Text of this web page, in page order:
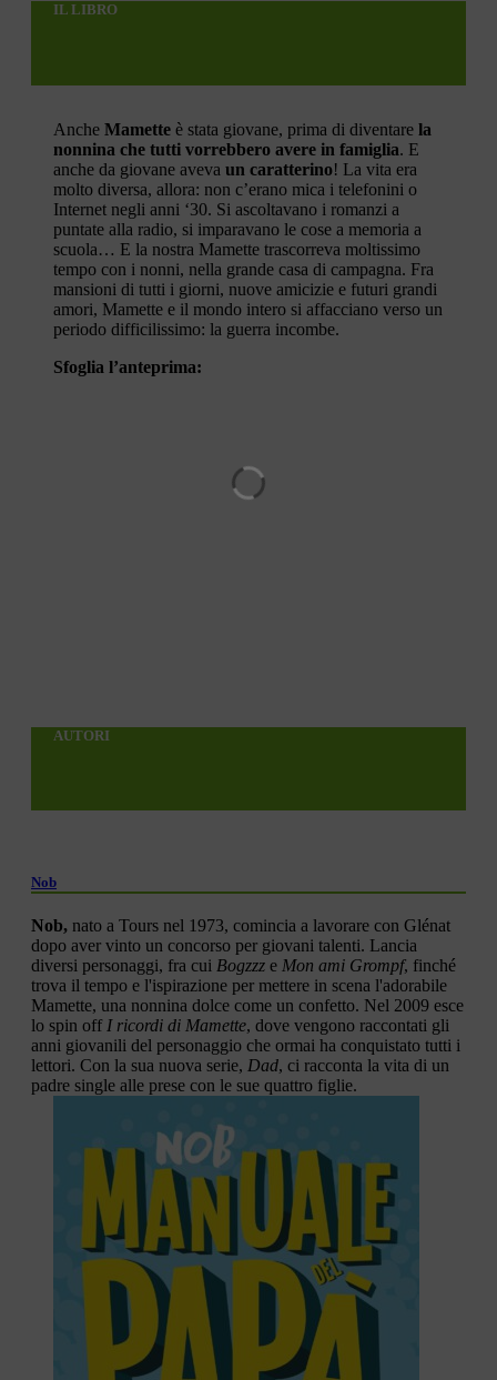
IL LIBRO
Anche Mamette è stata giovane, prima di diventare la
nonnina che tutti vorrebbero avere in famiglia. E
anche da giovane aveva un caratterino! La vita era
molto diversa, allora: non c’erano mica i telefonini o
Internet negli anni ‘30. Si ascoltavano i romanzi a
puntate alla radio, si imparavano le cose a memoria a
scuola… E la nostra Mamette trascorreva moltissimo
tempo con i nonni, nella grande casa di campagna. Fra
mansioni di tutti i giorni, nuove amicizie e futuri grandi
amori, Mamette e il mondo intero si affacciano verso un
periodo difficilissimo: la guerra incombe.
Sfoglia l’anteprima:
AUTORI
Nob
Nob, nato a Tours nel 1973, comincia a lavorare con Glénat
dopo aver vinto un concorso per giovani talenti. Lancia
diversi personaggi, fra cui Bogzzz e Mon ami Grompf, finché
trova il tempo e l'ispirazione per mettere in scena l'adorabile
Mamette, una nonnina dolce come un confetto. Nel 2009 esce
lo spin off I ricordi di Mamette, dove vengono raccontati gli
anni giovanili del personaggio che ormai ha conquistato tutti i
lettori. Con la sua nuova serie, Dad, ci racconta la vita di un
padre single alle prese con le sue quattro figlie.